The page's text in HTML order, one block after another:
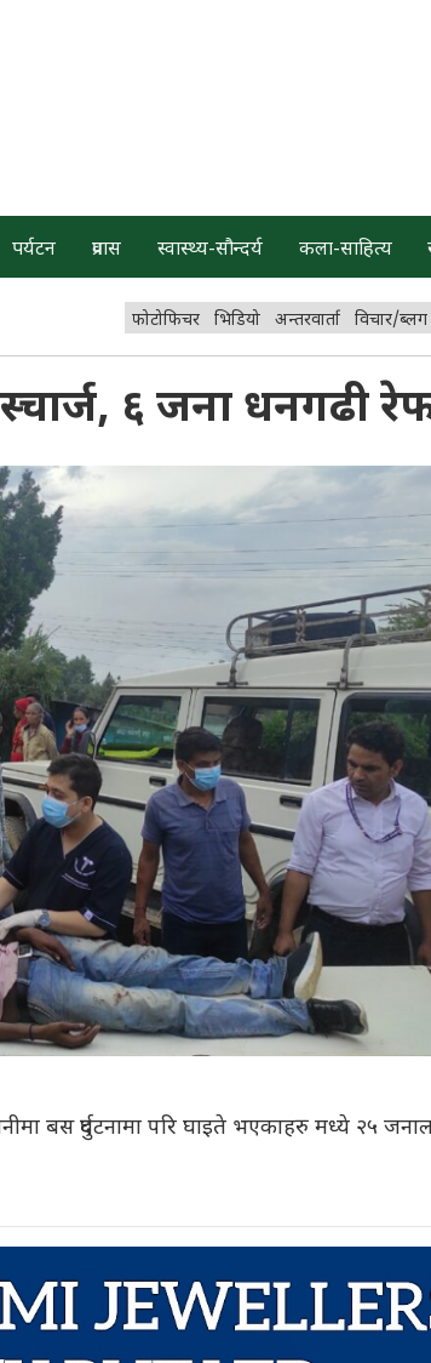
पर्यटन प्रवास स्वास्थ्य-सौन्दर्य कला-साहित्य
फोटोफिचर भिडियो अन्तरवार्ता विचार/ब्लग
६ जना धनगढी
बस दुर्घटनामा परि घाइते भएकाहरु मध्ये २५